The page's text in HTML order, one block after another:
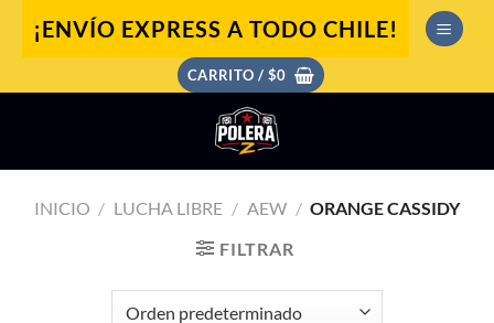
¡ENVÍO EXPRESS A TODO CHILE!
CARRITO / $0
INICIO / LUCHA LIBRE / AEW / ORANGE CASSIDY
FILTRAR